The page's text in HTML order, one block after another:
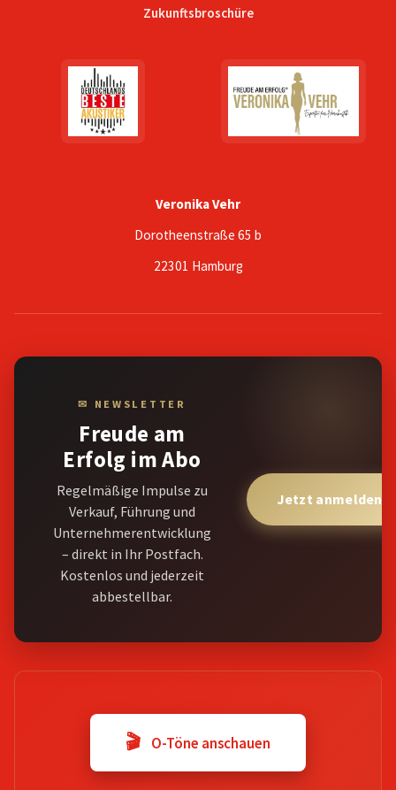
Zukunftsbroschüre
Veronika Vehr
Dorotheenstraße 65 b
22301 Hamburg
✉ NEWSLETTER
Freude am
Erfolg im Abo
Regelmäßige Impulse zu
Verkauf, Führung und
Unternehmerentwicklung
– direkt in Ihr Postfach.
Kostenlos und jederzeit
abbestellbar.
Jetzt anmelden
🎬 O-Töne anschauen